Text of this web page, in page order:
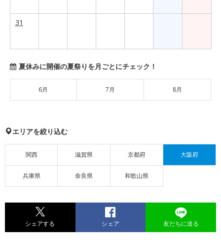
31
夏休みに開催の夏祭りを月ごとにチェック！
6月 7月 8月
エリアを絞り込む
関西 滋賀県 京都府 大阪府
兵庫県 奈良県 和歌山県
シェアする シェア 友だちに送る